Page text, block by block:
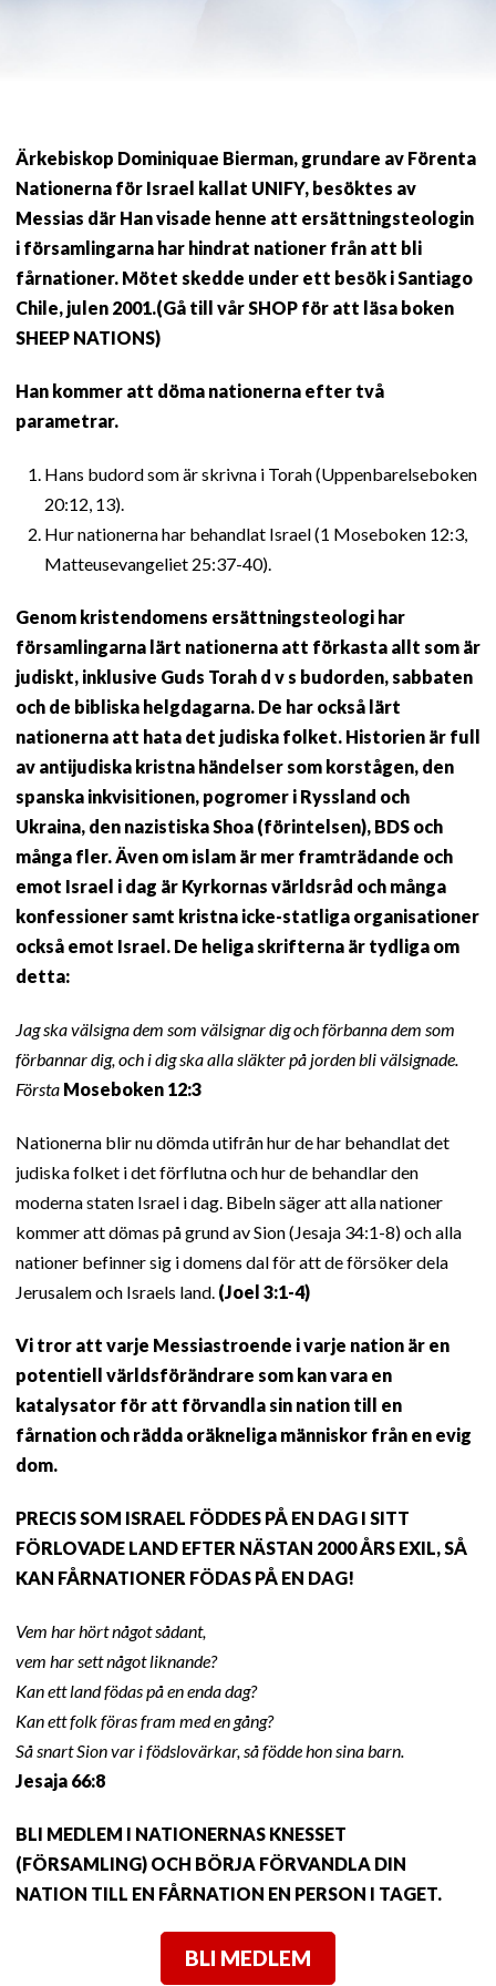
Ärkebiskop Dominiquae Bierman, grundare av Förenta
Nationerna för Israel kallat UNIFY, besöktes av
Messias där Han visade henne att ersättningsteologin
i församlingarna har hindrat nationer från att bli
fårnationer. Mötet skedde under ett besök i Santiago
Chile, julen 2001.(Gå till vår SHOP för att läsa boken
SHEEP NATIONS)
Han kommer att döma nationerna efter två
parametrar.
Hans budord som är skrivna i Torah (Uppenbarelseboken
20:12, 13).
Hur nationerna har behandlat Israel (1 Moseboken 12:3,
Matteusevangeliet 25:37-40).
Genom kristendomens ersättningsteologi har
församlingarna lärt nationerna att förkasta allt som är
judiskt, inklusive Guds Torah d v s budorden, sabbaten
och de bibliska helgdagarna. De har också lärt
nationerna att hata det judiska folket. Historien är full
av antijudiska kristna händelser som korstågen, den
spanska inkvisitionen, pogromer i Ryssland och
Ukraina, den nazistiska Shoa (förintelsen), BDS och
många fler. Även om islam är mer framträdande och
emot Israel i dag är Kyrkornas världsråd och många
konfessioner samt kristna icke-statliga organisationer
också emot Israel. De heliga skrifterna är tydliga om
detta:
Jag ska välsigna dem som välsignar dig och förbanna dem som
förbannar dig, och i dig ska alla släkter på jorden bli välsignade.
Första Moseboken 12:3
Nationerna blir nu dömda utifrån hur de har behandlat det
judiska folket i det förflutna och hur de behandlar den
moderna staten Israel i dag. Bibeln säger att alla nationer
kommer att dömas på grund av Sion (Jesaja 34:1-8) och alla
nationer befinner sig i domens dal för att de försöker dela
Jerusalem och Israels land. (Joel 3:1-4)
Vi tror att varje Messiastroende i varje nation är en
potentiell världsförändrare som kan vara en
katalysator för att förvandla sin nation till en
fårnation och rädda oräkneliga människor från en evig
dom.
PRECIS SOM ISRAEL FÖDDES PÅ EN DAG I SITT
FÖRLOVADE LAND EFTER NÄSTAN 2000 ÅRS EXIL, SÅ
KAN FÅRNATIONER FÖDAS PÅ EN DAG!
Vem har hört något sådant,
vem har sett något liknande?
Kan ett land födas på en enda dag?
Kan ett folk föras fram med en gång?
Så snart Sion var i födslovärkar, så födde hon sina barn.
Jesaja 66:8
BLI MEDLEM I NATIONERNAS KNESSET
(FÖRSAMLING) OCH BÖRJA FÖRVANDLA DIN
NATION TILL EN FÅRNATION EN PERSON I TAGET.
BLI MEDLEM